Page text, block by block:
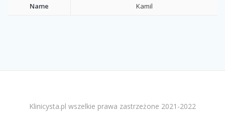
Name Kamil
Klinicysta.pl wszelkie prawa zastrzeżone 2021-2022